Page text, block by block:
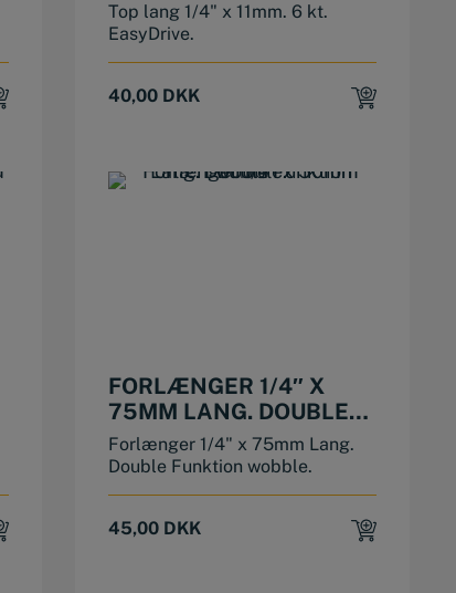
Top lang 1/4" x 11mm. 6 kt.
EasyDrive.
40,00 DKK
FORLÆNGER 1/4″ X
75MM LANG. DOUBLE
FUNKTION WOBBLE.
Forlænger 1/4" x 75mm Lang.
Double Funktion wobble.
45,00 DKK